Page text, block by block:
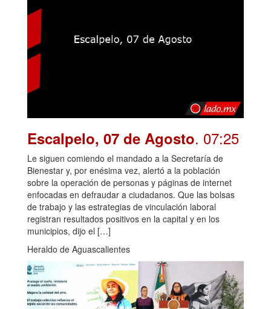
Escalpelo, 07 de Agosto. 07:25
Le siguen comiendo el mandado a la Secretaría de
Bienestar y, por enésima vez, alertó a la población
sobre la operación de personas y páginas de internet
enfocadas en defraudar a ciudadanos. Que las bolsas
de trabajo y las estrategias de vinculación laboral
registran resultados positivos en la capital y en los
municipios, dijo el […]
Heraldo de Aguascalientes